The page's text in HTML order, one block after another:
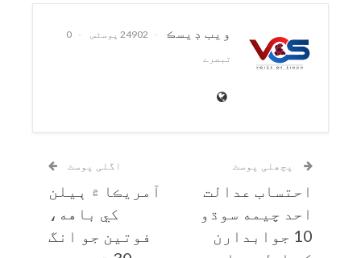
ويب ڊيسڪ 24902 پوسٹس
0
تبصرے
پچھلی پوسٹ
احتساب عدالت
احد چيمه سوڌو
10 جوابدارن
اگلی پوسٹ
آمريڪا ۾ ٻيلن
کي باهه،
فوتين جو انگ